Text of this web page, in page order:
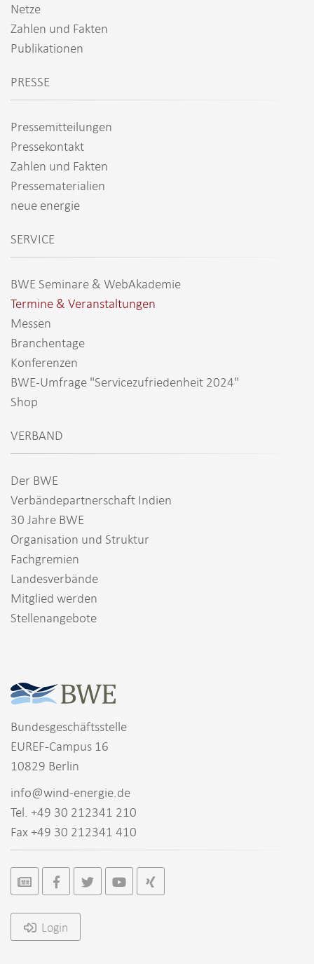
Netze
Zahlen und Fakten
Publikationen
PRESSE
Pressemitteilungen
Pressekontakt
Zahlen und Fakten
Pressematerialien
neue energie
SERVICE
BWE Seminare & WebAkademie
Termine & Veranstaltungen
Messen
Branchentage
Konferenzen
BWE-Umfrage "Servicezufriedenheit 2024"
Shop
VERBAND
Der BWE
Verbändepartnerschaft Indien
30 Jahre BWE
Organisation und Struktur
Fachgremien
Landesverbände
Mitglied werden
Stellenangebote
Bundesgeschäftsstelle
EUREF-Campus 16
10829 Berlin
info@wind-energie.de
Tel. +49 30 212341 210
Fax +49 30 212341 410
Login